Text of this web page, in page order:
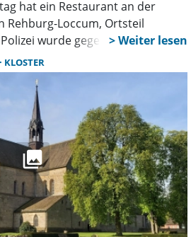
hat ein Restaurant an der
Rehburg-Loccum, Ortsteil
wurde gegen 2.40 Uhr
Einsatzkräfte standen Teile
in Vollbrand.
KLOSTER